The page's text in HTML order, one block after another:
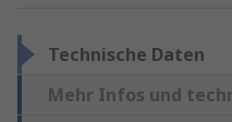
Technische Daten
Mehr Infos und